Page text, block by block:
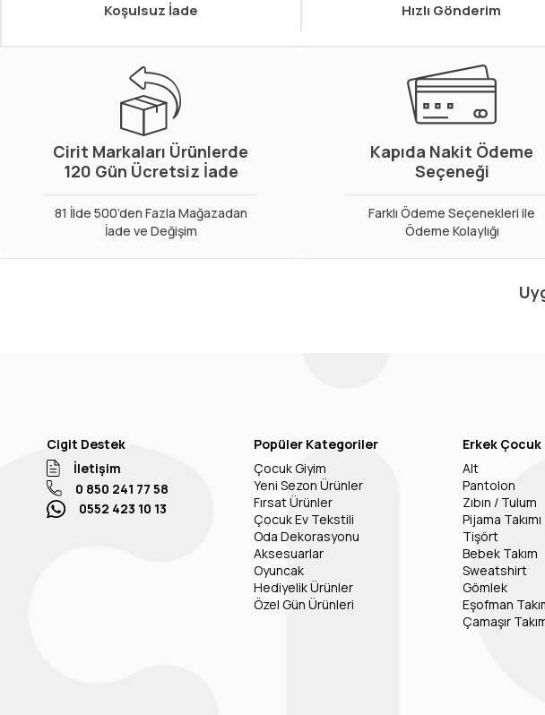
Koşulsuz İade Hızlı Gönderim
Cirit Markaları Ürünlerde
120 Gün Ücretsiz İade
81 İlde 500’den Fazla Mağazadan
İade ve Değişim
Kapıda Nakit Ödeme
Seçeneği
Farklı Ödeme Seçenekleri ile
Ödeme Kolaylığı
Cigit Destek
İletişim
0 850 241 77 58
0552 423 10 13
Popüler Kategoriler
Çocuk Giyim
Yeni Sezon Ürünler
Fırsat Ürünler
Çocuk Ev Tekstili
Oda Dekorasyonu
Aksesuarlar
Oyuncak
Hediyelik Ürünler
Özel Gün Ürünleri
Erkek Çocuk
Alt
Pantolon
Zıbın / Tulum
Pijama Takımı
Tişört
Bebek Takım
Sweatshirt
Gömlek
Eşofman
Çamaşır